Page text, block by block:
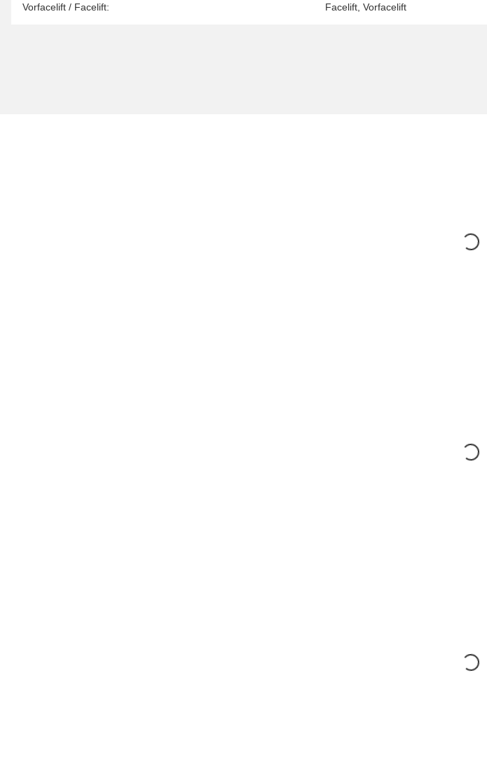
Vorfacelift / Facelift: Facelift Vorfacelift